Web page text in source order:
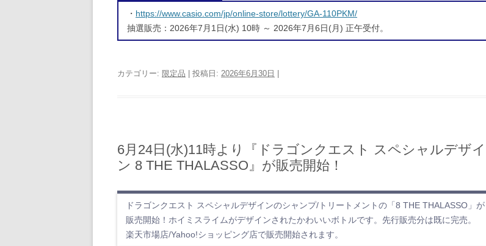
・ https://www.casio.com/jp/online-store/lottery/GA-110PKM/
抽選販売：2026年7月1日(水) 10時 ～ 2026年7月6日(月) 正午受付。
カテゴリー: 限定品 | 投稿日: 2026年6月30日
6月24日(水)11時より『ドラゴンクエスト スペシャルデザイ
ン 8 THE THALASSO』が販売開始！
ドラゴンクエスト スペシャルデザインのシャンプ/トリートメントの「8 THE THALASSO」が
販売開始！ホイミスライムがデザインされたかわいいボトルです。先行販売分は既に完売。
楽天市場店/Yahoo!ショッピング店で販売開始されます。